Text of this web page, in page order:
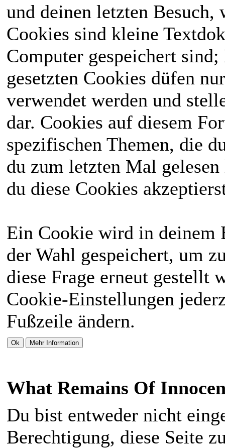
und deinen letzten Besuch,
Cookies sind kleine
Computer gespeichert
gesetzten Cookies düfen
verwendet werden und
dar. Cookies auf diesem
spezifischen Themen, die
du zum letzten Mal
du diese Cookies
Ein Cookie wird in deinem
der Wahl gespeichert, um
diese Frage erneut gestellt
Cookie-Einstellungen
Fußzeile ändern.
What Remains Of
Du bist entweder nicht
Berechtigung, diese Seite